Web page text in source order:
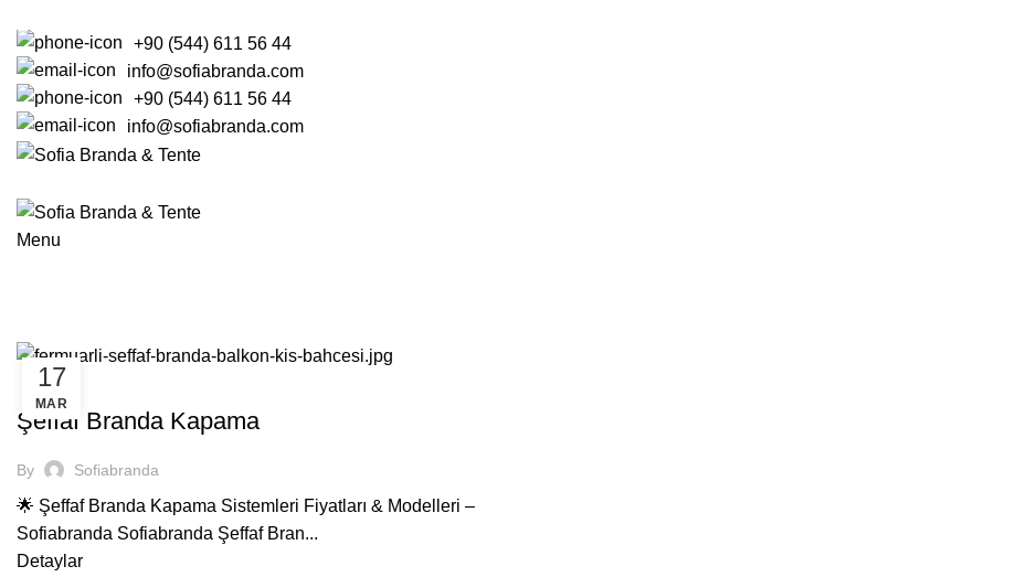
+90 (544) 611 56 44
info@sofiabranda.com
+90 (544) 611 56 44
info@sofiabranda.com
Menu
17
MAR
BRANDA
Şeffaf Branda Kapama
By Sofiabranda
🌟 Şeffaf Branda Kapama Sistemleri Fiyatları & Modelleri –
Sofiabranda Sofiabranda Şeffaf Bran...
Detaylar